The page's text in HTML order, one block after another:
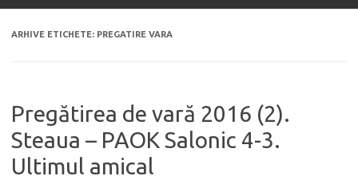
ARHIVE ETICHETE: PREGATIRE VARA
Pregătirea de vară 2016 (2).
Steaua – PAOK Salonic 4-3.
Ultimul amical